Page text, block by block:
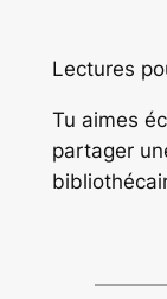
Lectures
Tu aimes
partager